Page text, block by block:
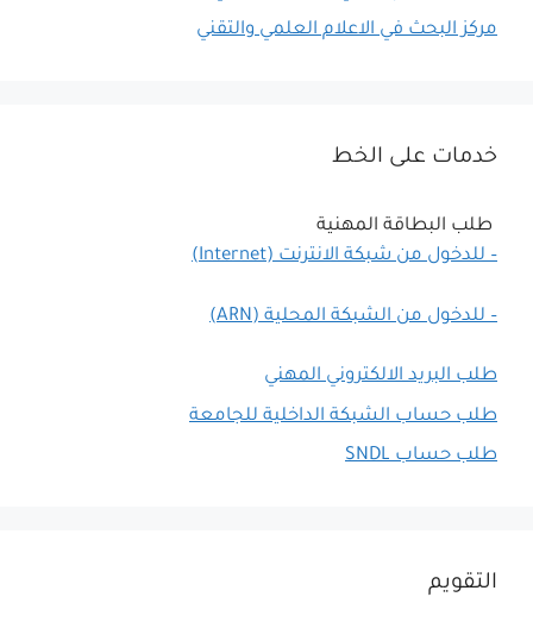
مركز البحث في الاعلام العلمي والتقني
خدمات على الخط
طلب البطاقة المهنية
– للدخول من شبكة الانترنت (Internet)
– للدخول من الشبكة المحلية (ARN)
طلب البريد الالكتروني المهني
طلب حساب الشبكة الداخلية للجامعة
طلب حساب SNDL
التقويم